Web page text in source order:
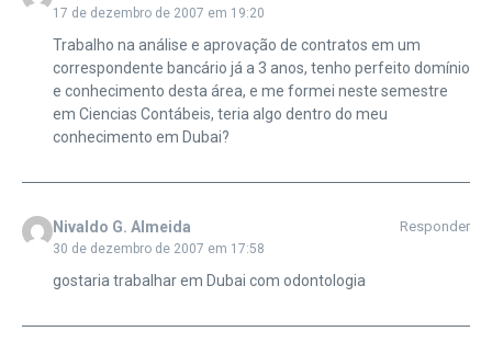
17 de dezembro de 2007 em 19:20
Trabalho na análise e aprovação de contratos em um
correspondente bancário já a 3 anos, tenho perfeito domínio
e conhecimento desta área, e me formei neste semestre
em Ciencias Contábeis, teria algo dentro do meu
conhecimento em Dubai?
Nivaldo G. Almeida
30 de dezembro de 2007 em 17:58
Responder
gostaria trabalhar em Dubai com odontologia